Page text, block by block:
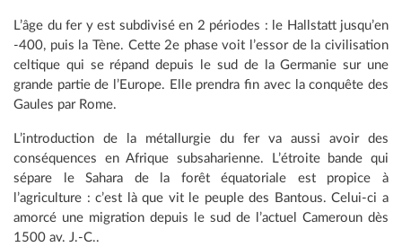
L’âge du fer y est subdivisé en 2 périodes : le Hallstatt jusqu’en
-400, puis la Tène. Cette 2e phase voit l’essor de la civilisation
celtique qui se répand depuis le sud de la Germanie sur une
grande partie de l’Europe. Elle prendra fin avec la conquête des
Gaules par Rome.
L’introduction de la métallurgie du fer va aussi avoir des
conséquences en Afrique subsaharienne. L’étroite bande qui
sépare le Sahara de la forêt équatoriale est propice à
l’agriculture : c’est là que vit le peuple des Bantous. Celui-ci a
amorcé une migration depuis le sud de l’actuel Cameroun dès
1500 av. J.-C..